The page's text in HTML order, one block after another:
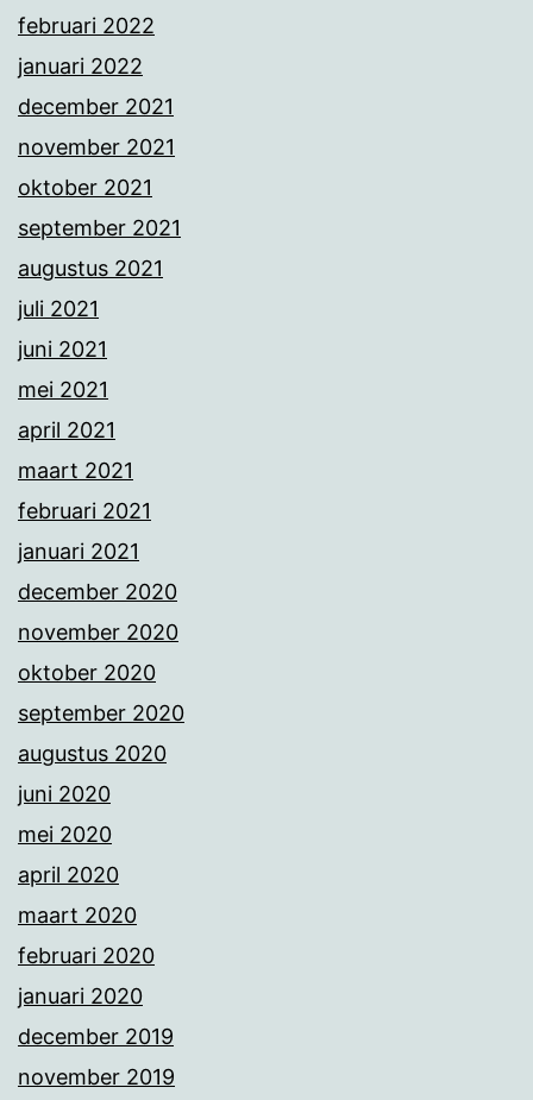
februari 2022
januari 2022
december 2021
november 2021
oktober 2021
september 2021
augustus 2021
juli 2021
juni 2021
mei 2021
april 2021
maart 2021
februari 2021
januari 2021
december 2020
november 2020
oktober 2020
september 2020
augustus 2020
juni 2020
mei 2020
april 2020
maart 2020
februari 2020
januari 2020
december 2019
november 2019